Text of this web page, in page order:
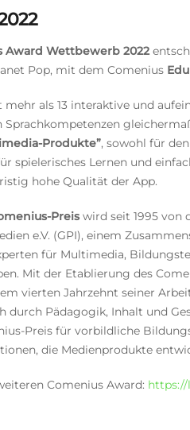
Award Wettbewerb 2022
Pop, mit dem Comenius
als 13 interaktive und
Produkte”, sowohl für
spielerisches Lernen und
hohe Qualität der App.
Preis wird seit 1995 von
e.V. (GPI), einem
für Multimedia,
Mit der Etablierung des
vierten Jahrzehnt seiner
durch Pädagogik, Inhalt und
Preis für vorbildliche
die Medienprodukte
Comenius Award: